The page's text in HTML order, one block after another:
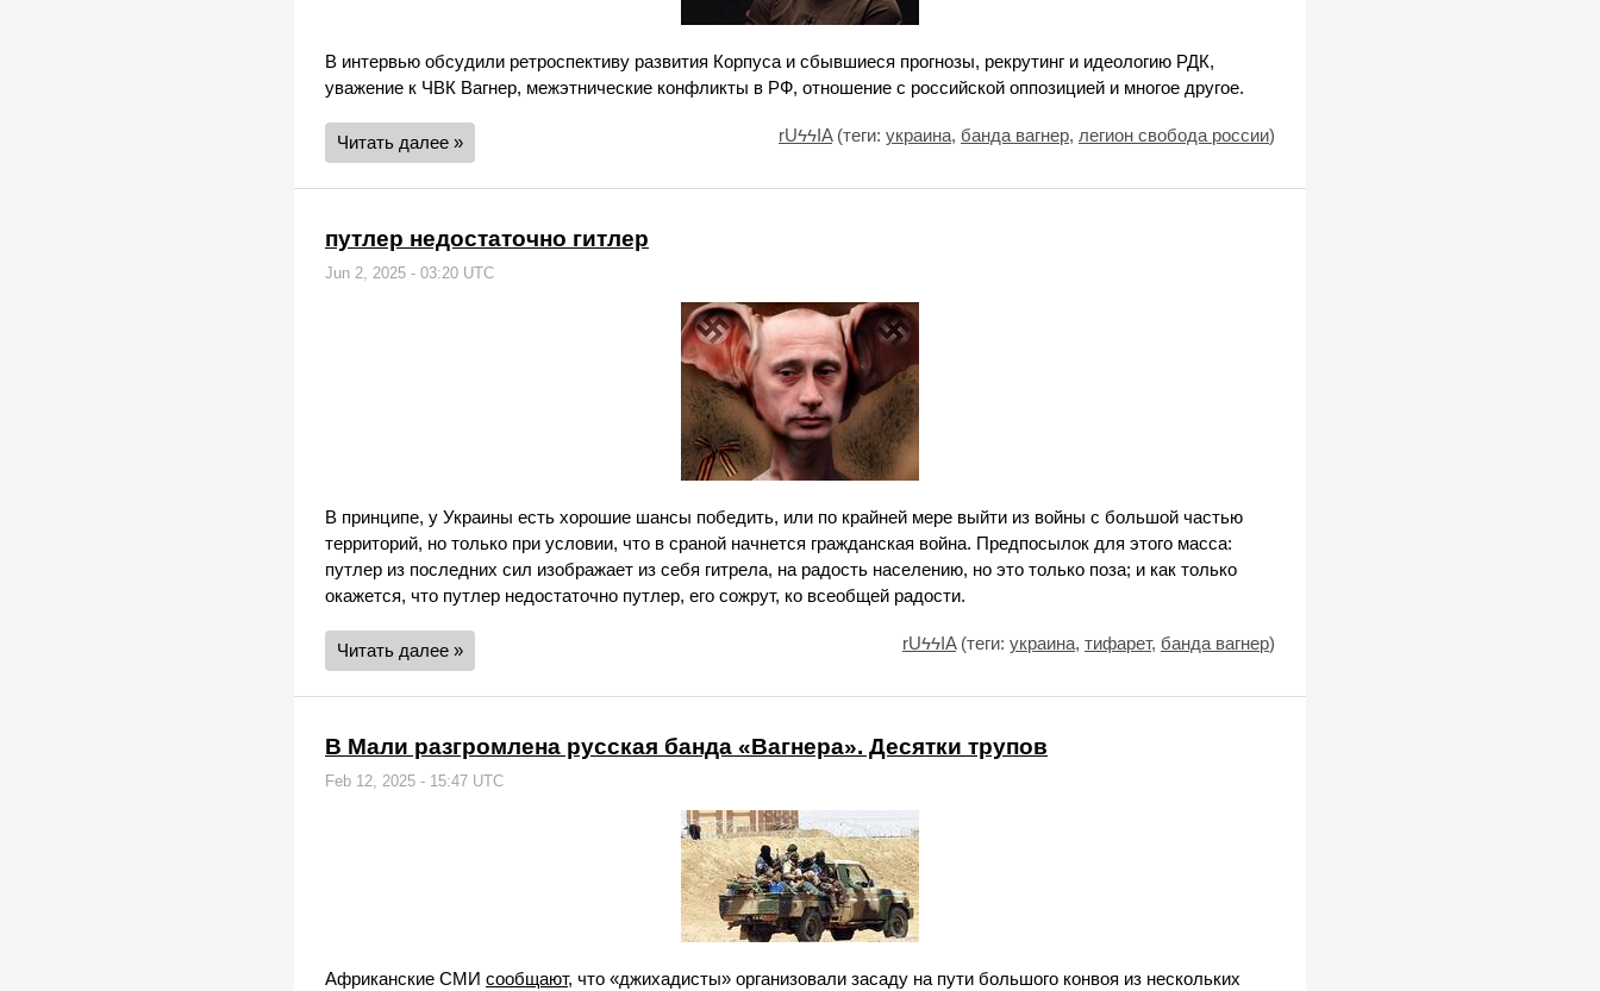
В интервью обсудили ретроспективу развития Корпуса и сбывшиеся прогнозы, рекрутинг и идеологию РДК,
уважение к ЧВК Вагнер, межэтнические конфликты в РФ, отношение с российской оппозицией и многое другое.
Читать далее » rUϟϟIA(теги: украина, банда вагнер, легион свобода россии)
путлер недостаточно гитлер
Jun 2, 2025 - 03:20 UTC
В принципе, у Украины есть хорошие шансы победить, или по крайней мере выйти из войны с большой частью
территорий, но только при условии, что в сраной начнется гражданская война. Предпосылок для этого масса:
путлер из последних сил изображает из себя гитрела, на радость населению, но это только поза; и как только
окажется, что путлер недостаточно путлер, его сожрут, ко всеобщей радости.
Читать далее » rUϟϟIA(теги: украина, тифарет, банда вагнер)
В Мали разгромлена русская банда «Вагнера». Десятки трупов
Feb 12, 2025 - 15:47 UTC
Африканские СМИ сообщают, что «джихадисты» организовали засаду на пути большого конвоя из нескольких